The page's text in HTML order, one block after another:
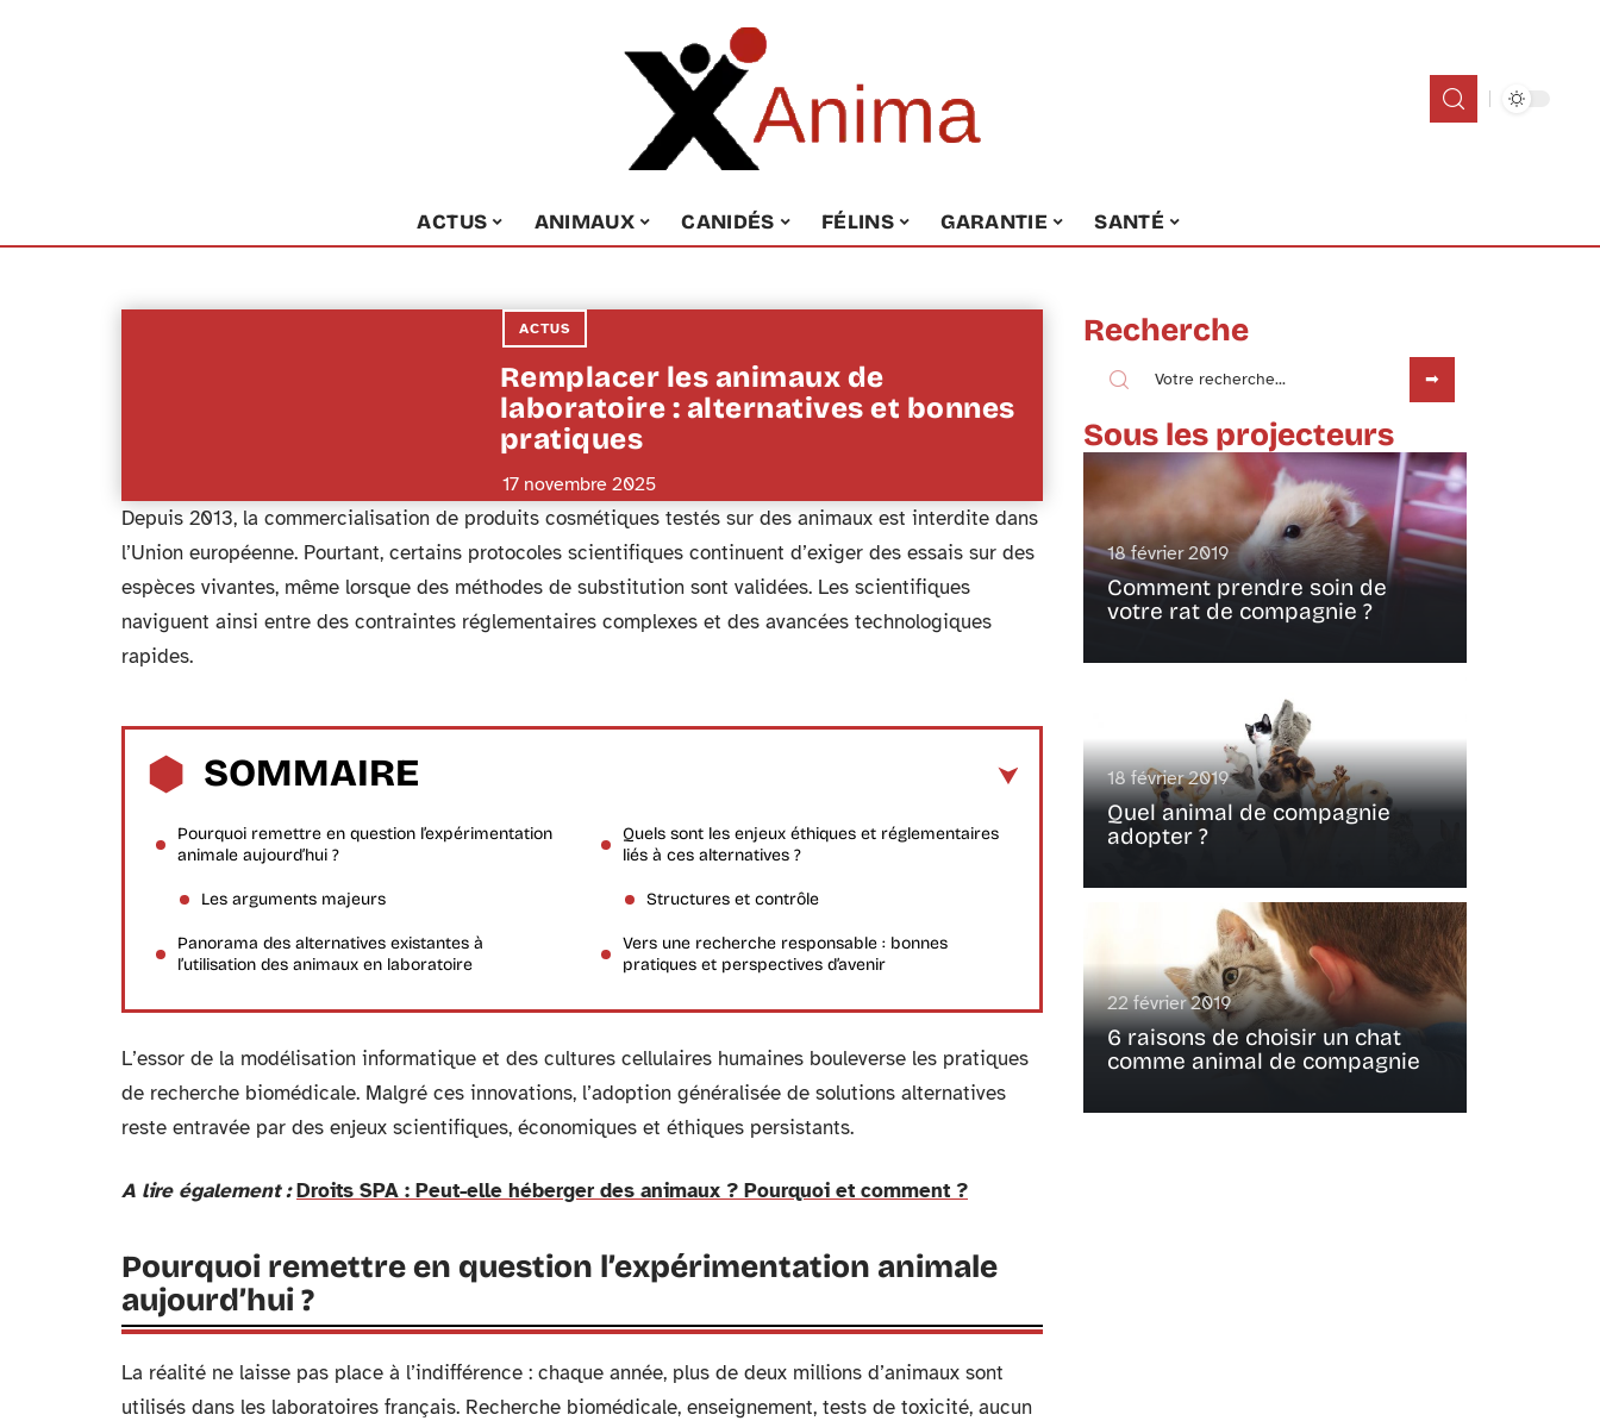
ACTUS ANIMAUX CANIDÉS FÉLINS GARANTIE SANTÉ
ACTUS
Remplacer les animaux de
laboratoire : alternatives et bonnes
pratiques
17 novembre 2025
Depuis 2013, la commercialisation de produits cosmétiques testés sur des animaux est interdite dans
l’Union européenne. Pourtant, certains protocoles scientifiques continuent d’exiger des essais sur des
espèces vivantes, même lorsque des méthodes de substitution sont validées. Les scientifiques
naviguent ainsi entre des contraintes réglementaires complexes et des avancées technologiques
rapides.
SOMMAIRE
Pourquoi remettre en question l’expérimentation
animale aujourd’hui ?
Les arguments majeurs
Panorama des alternatives existantes à
l’utilisation des animaux en laboratoire
Quels sont les enjeux éthiques et réglementaires
liés à ces alternatives ?
Structures et contrôle
Vers une recherche responsable : bonnes
pratiques et perspectives d’avenir
L’essor de la modélisation informatique et des cultures cellulaires humaines bouleverse les pratiques
de recherche biomédicale. Malgré ces innovations, l’adoption généralisée de solutions alternatives
reste entravée par des enjeux scientifiques, économiques et éthiques persistants.
A lire également : Droits SPA : Peut-elle héberger des animaux ? Pourquoi et comment ?
Pourquoi remettre en question l’expérimentation animale
aujourd’hui ?
La réalité ne laisse pas place à l’indifférence : chaque année, plus de deux millions d’animaux sont
utilisés dans les laboratoires français. Recherche biomédicale, enseignement, tests de toxicité, aucun
Recherche
Sous les projecteurs
18 février 2019
Comment prendre soin de
votre rat de compagnie ?
18 février 2019
Quel animal de compagnie
adopter ?
22 février 2019
6 raisons de choisir un chat
comme animal de compagnie